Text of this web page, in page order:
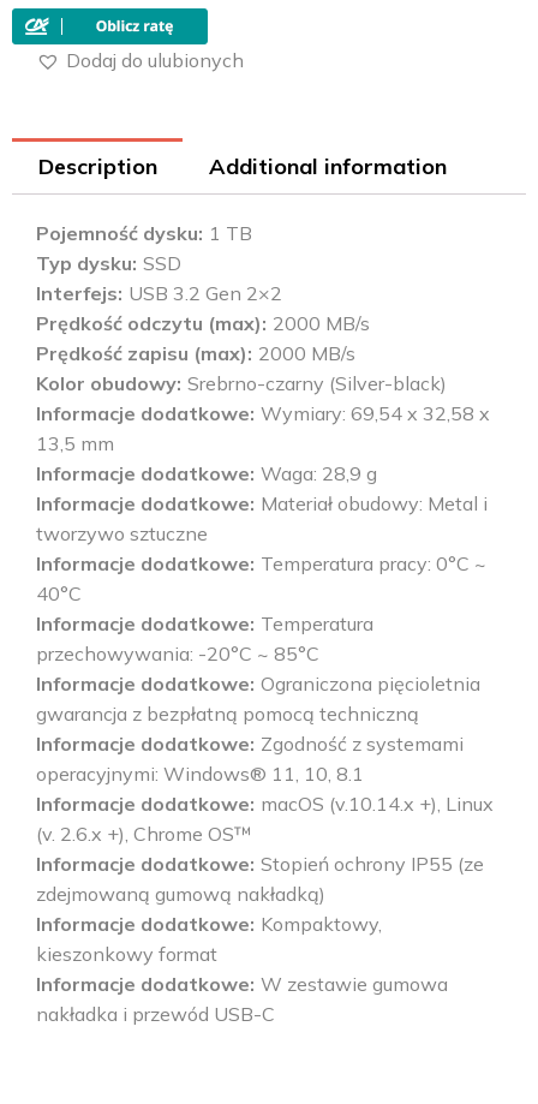
Dodaj do ulubionych
Description Additional information
Pojemność dysku 1 TB
Typ dysku SSD
Interfejs USB 3.2 Gen 2×2
Prędkość odczytu (max) 2000 MB/s
Prędkość zapisu (max) 2000 MB/s
Kolor obudowy Srebrno-czarny (Silver-black)
Informacje dodatkowe Wymiary: 69,54 x 32,58 x
13,5 mm
Informacje dodatkowe Waga: 28,9 g
Informacje dodatkowe Materiał obudowy: Metal i
tworzywo sztuczne
Informacje dodatkowe Temperatura pracy: 0°C ~
40°C
Informacje dodatkowe Temperatura
przechowywania: -20°C ~ 85°C
Informacje dodatkowe Ograniczona pięcioletnia
gwarancja z bezpłatną pomocą techniczną
Informacje dodatkowe Zgodność z systemami
operacyjnymi: Windows® 11, 10, 8.1
Informacje dodatkowe macOS (v.10.14.x +), Linux
(v. 2.6.x +), Chrome OS™
Informacje dodatkowe Stopień ochrony IP55 (ze
zdejmowaną gumową nakładką)
Informacje dodatkowe Kompaktowy,
kieszonkowy format
Informacje dodatkowe W zestawie gumowa
nakładka i przewód USB-C